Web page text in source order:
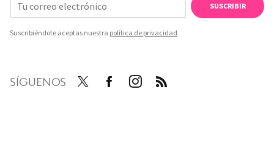
SUSCRIBIR
Suscribiéndote aceptas nuestra política de privacidad
SÍGUENOS